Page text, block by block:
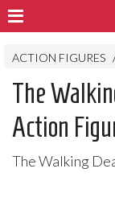
ACTION FIGURES
The
Action
The Walking